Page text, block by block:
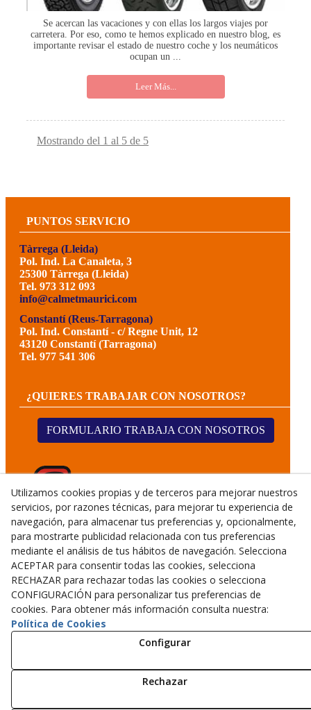
Se acercan las vacaciones y con ellas los largos viajes por
carretera. Por eso, como te hemos explicado en nuestro blog, es
importante revisar el estado de nuestro coche y los neumáticos
ocupan un ...
Leer Más...
Mostrando del 1 al 5 de 5
PUNTOS SERVICIO
Tàrrega (Lleida)
Pol. Ind. La Canaleta, 3
25300 Tàrrega (Lleida)
Tel. 973 312 093
info@calmetmaurici.com
Constantí (Reus-Tarragona)
Pol. Ind. Constantí - c/ Regne Unit, 12
43120 Constantí (Tarragona)
Tel. 977 541 306
¿QUIERES TRABAJAR CON NOSOTROS?
FORMULARIO TRABAJA CON NOSOTROS
© 08/2026 CALMET GERMANS TALLERS I SERVEIS, S.L.U.
- Todos los derechos reservados.
Política Privacidad
Utilizamos cookies propias y de terceros para mejorar nuestros
servicios, por razones técnicas, para mejorar tu experiencia de
navegación, para almacenar tus preferencias y, opcionalmente,
para mostrarte publicidad relacionada con tus preferencias
mediante el análisis de tus hábitos de navegación. Selecciona
ACEPTAR para consentir todas las cookies, selecciona
RECHAZAR para rechazar todas las cookies o selecciona
CONFIGURACIÓN para personalizar tus preferencias de
cookies. Para obtener más información consulta nuestra:
Política de Cookies
Configurar
Rechazar